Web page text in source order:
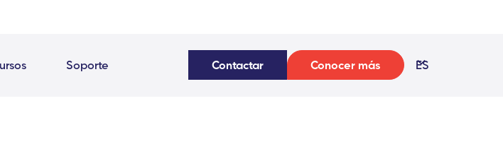
Soporte Contactar Conocer más ES